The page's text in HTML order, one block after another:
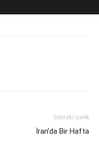
Sonraki İçerik
İran’da Bir Hafta